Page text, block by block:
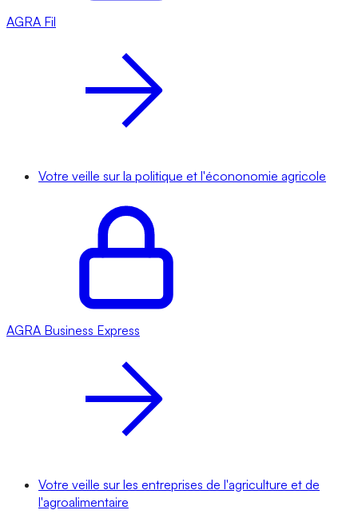
AGRA Fil
Votre veille sur la politique et l'écononomie agricole
AGRA Business Express
Votre veille sur les entreprises de l'agriculture et de
l'agroalimentaire